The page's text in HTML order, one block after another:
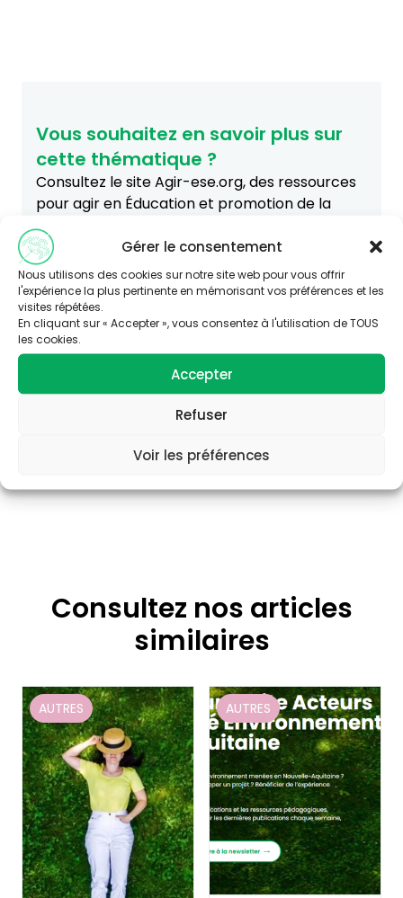
Gérer le consentement
Nous utilisons des cookies sur notre site web pour vous offrir
l'expérience la plus pertinente en mémorisant vos préférences et les
visites répétées.
En cliquant sur « Accepter », vous consentez à l'utilisation de TOUS
les cookies.
Accepter
Refuser
Voir les préférences
Vous souhaitez en savoir plus sur
cette thématique ?
Consultez le site Agir-ese.org, des ressources
pour agir en Éducation et promotion de la
Santé-Environnement.
agir-ese.org
Consultez nos articles
similaires
AUTRES AUTRES